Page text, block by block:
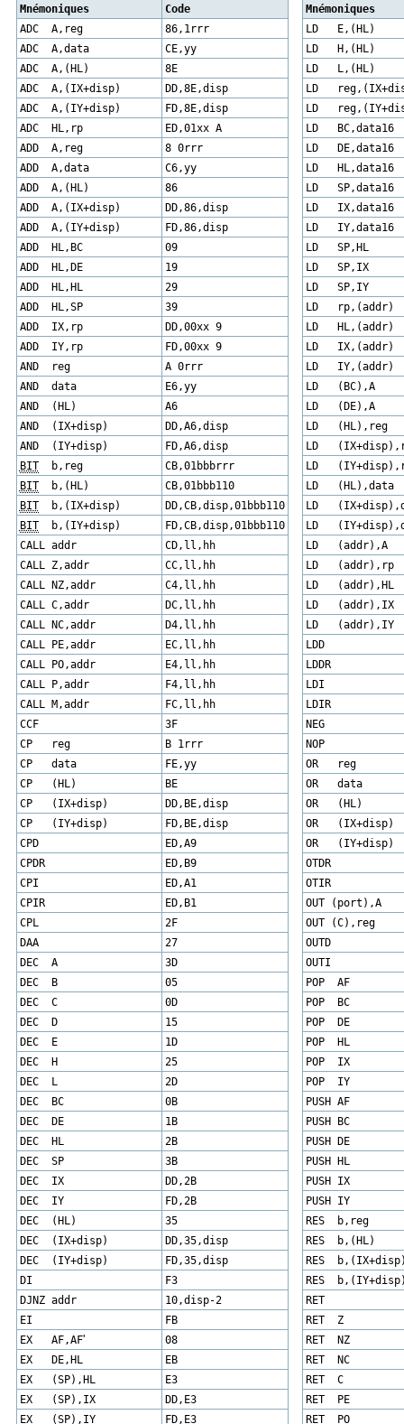
Mnémoniques
Code
ADC A,reg
86,1rrr
ADC A,data
CE,yy
ADC A,(HL)
8E
ADC A,(IX+disp)
DD,8E,disp
ADC A,(IY+disp)
FD,8E,disp
ADC HL,rp
ED,01xx A
ADD A,reg
8 0rrr
ADD A,data
C6,yy
ADD A,(HL)
86
ADD A,(IX+disp)
DD,86,disp
ADD A,(IY+disp)
FD,86,disp
ADD HL,BC
09
ADD HL,DE
19
ADD HL,HL
29
ADD HL,SP
39
ADD IX,rp
DD,00xx 9
ADD IY,rp
FD,00xx 9
AND reg
A 0rrr
AND data
E6,yy
AND (HL)
A6
AND (IX+disp)
DD,A6,disp
AND (IY+disp)
FD,A6,disp
BITb,reg
CB,01bbbrrr
BITb,(HL)
CB,01bbb110
BITb,(IX+disp)
DD,CB,disp,01bbb110
BITb,(IY+disp)
FD,CB,disp,01bbb110
CALL addr
CD,ll,hh
CALL Z,addr
CC,ll,hh
CALL NZ,addr
C4,ll,hh
CALL C,addr
DC,ll,hh
CALL NC,addr
D4,ll,hh
CALL PE,addr
EC,ll,hh
CALL PO,addr
E4,ll,hh
CALL P,addr
F4,ll,hh
CALL M,addr
FC,ll,hh
CCF
3F
CP reg
B 1rrr
CP data
FE,yy
CP (HL)
BE
CP (IX+disp)
DD,BE,disp
CP (IY+disp)
FD,BE,disp
CPD
ED,A9
CPDR
ED,B9
CPI
ED,A1
CPIR
ED,B1
CPL
2F
DAA
27
DEC A
3D
DEC B
05
DEC C
0D
DEC D
15
DEC E
1D
DEC H
25
DEC L
2D
DEC BC
0B
DEC DE
1B
DEC HL
2B
DEC SP
3B
DEC IX
DD,2B
DEC IY
FD,2B
DEC (HL)
35
DEC (IX+disp)
DD,35,disp
DEC (IY+disp)
FD,35,disp
DI
F3
DJNZ addr
10,disp-2
EI
FB
EX AF,AF'
08
EX DE,HL
EB
EX (SP),HL
E3
EX (SP),IX
DD,E3
EX (SP),IY
FD,E3
LD E,(HL)
LD H,(HL)
LD L,(HL)
LD
LD
LD BC,data16
LD DE,data16
LD HL,data16
LD SP,data16
LD IX,data16
LD IY,data16
LD SP,HL
LD SP,IX
LD SP,IY
LD rp,(addr)
LD HL,(addr)
LD IX,(addr)
LD IY,(addr)
LD (BC),A
LD (DE),A
LD (HL),reg
LD
LD
LD (HL),data
LD
LD
LD (addr),A
LD (addr),rp
LD (addr),HL
LD (addr),IX
LD (addr),IY
LDD
LDDR
LDI
LDIR
NEG
NOP
OR reg
OR data
OR (HL)
OR (IX+disp)
OR (IY+disp)
OTDR
OTIR
OUT (port),A
OUT (C),reg
OUTD
OUTI
POP AF
POP BC
POP DE
POP HL
POP IX
POP IY
PUSH AF
PUSH BC
PUSH DE
PUSH HL
PUSH IX
PUSH IY
RES b,reg
RES b,(HL)
RES
RES
RET
RET Z
RET NZ
RET NC
RET C
RET PE
RET PO